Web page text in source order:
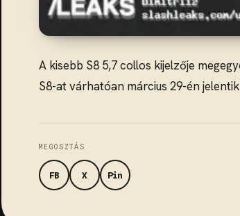
A kisebb S8 5,7 collos kijelzője
S8-at várhatóan március 29-én
MEGOSZTÁS
FB X Pin